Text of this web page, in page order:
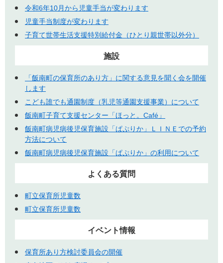
令和6年10月から児童手当が変わります
児童手当制度が変わります
子育て世帯生活支援特別給付金（ひとり親世帯以外分）
施設
「飯南町の保育所のあり方」に関する意見を聞く会を開催
します
こども誰でも通園制度（乳児等通園支援事業）について
飯南町子育て支援センター「ほっと。Café」
飯南町病児病後児保育施設「ぱぷりか」ＬＩＮＥでの予約
方法について
飯南町病児病後児保育施設「ぱぷりか」の利用について
よくある質問
町立保育所児童数
町立保育所児童数
イベント情報
保育所あり方検討委員会の開催